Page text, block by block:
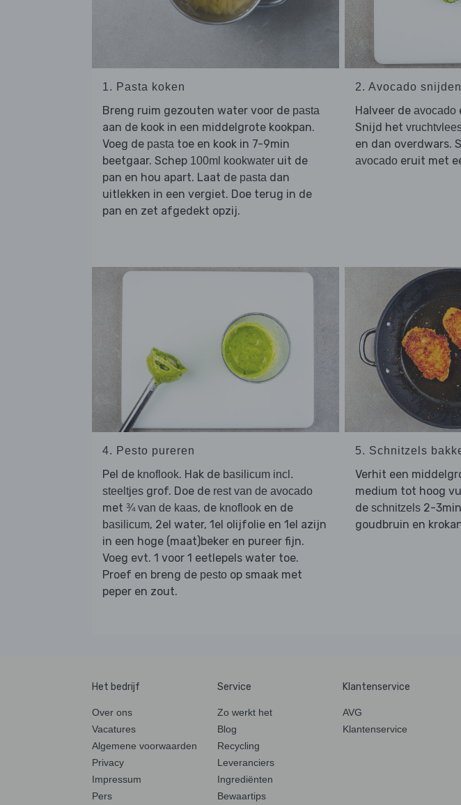
1. Pasta koken
Breng ruim gezouten water voor de pasta
aan de kook in een middelgrote kookpan.
Voeg de pasta toe en kook in 7-9min
beetgaar. Schep 100ml kookwater uit de
pan en hou apart. Laat de pasta dan
uitlekken in een vergiet. Doe terug in de
pan en zet afgedekt opzij.
2. Avocado snijden
Halveer de avocado
Snijd het
en dan overdwars.
avocadoeruit met
4. Pesto pureren
Pel de knoflook. Hak de basilicum incl.
steeltjes grof. Doe de rest van de avocado
met ¾ van de kaas, de knoflook en de
basilicum, 2el water, 1el olijfolie en 1el azijn
in een hoge (maat)beker en pureer fijn.
Voeg evt. 1 voor 1 eetlepels water toe.
Proef en breng de pesto op smaak met
peper en zout.
5. Schnitzels
Verhit een
medium tot hoog
de schnitzels2-
goudbruin en
Het bedrijf
Over ons
Vacatures
Algemene voorwaarden
Privacy
Impressum
Pers
Service
Zo werkt het
Blog
Recycling
Leveranciers
Ingrediënten
Bewaartips
Klantenservice
AVG
Klantenservice